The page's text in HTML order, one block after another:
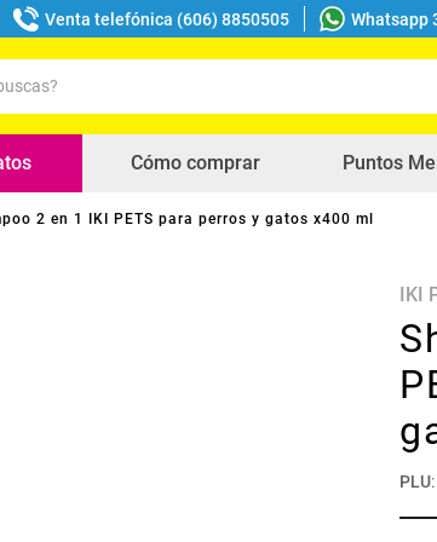
Venta telefónica (606) 8850505 Whatsapp
Cómo comprar Puntos
2 en 1 IKI PETS para perros y gatos x400 ml
IKI
PLU:
buscados